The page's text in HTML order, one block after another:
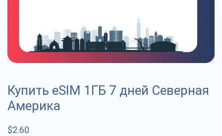
Купить eSIM 1ГБ 7 дней Северная
Америка
$2.60